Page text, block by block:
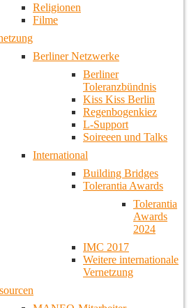
Religionen
Filme
Berliner Netzwerke
Berliner
Toleranzbündnis
Kiss Kiss Berlin
Regenbogenkiez
L-Support
Soireeen und Talks
International
Building Bridges
Tolerantia Awards
Tolerantia
Awards
2024
IMC 2017
Weitere internationale
Vernetzung